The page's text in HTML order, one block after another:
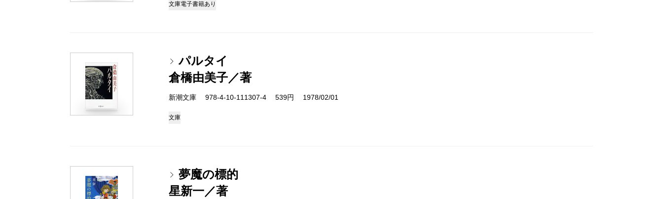
文庫電子書籍あり
パルタイ
倉橋由美子／著
新潮文庫 978-4-10-111307-4 539円 1978/02/01
文庫
夢魔の標的
星新一／著